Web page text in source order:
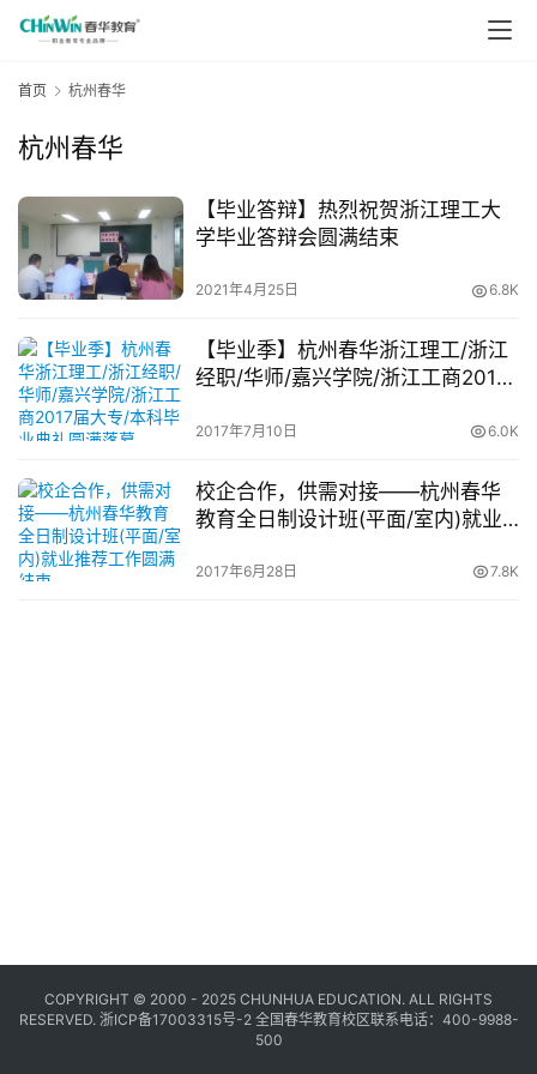
首页 杭州春华
杭州春华
【毕业答辩】热烈祝贺浙江理工大
学毕业答辩会圆满结束
2021年4月25日 6.8K
【毕业季】杭州春华浙江理工/浙江
经职/华师/嘉兴学院/浙江工商2017
2017年7月10日 6.0K
校企合作，供需对接——杭州春华
教育全日制设计班(平面/室内)就业
2017年6月28日 7.8K
COPYRIGHT © 2000 - 2025 CHUNHUA EDUCATION. ALL RIGHTS
RESERVED. 浙ICP备17003315号-2全国春华教育校区联系电话：400-9988-
500